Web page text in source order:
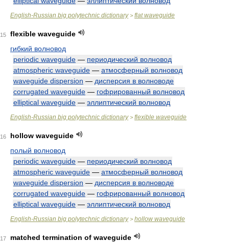
English-Russian big polytechnic dictionary> flat waveguide
15
flexible waveguide
гибкий волновод
periodic waveguide — периодический волновод
atmospheric waveguide — атмосферный волновод
waveguide dispersion — дисперсия в волноводе
corrugated waveguide — гофрированный волновод
elliptical waveguide — эллиптический волновод
English-Russian big polytechnic dictionary> flexible waveguide
16
hollow waveguide
полый волновод
periodic waveguide — периодический волновод
atmospheric waveguide — атмосферный волновод
waveguide dispersion — дисперсия в волноводе
corrugated waveguide — гофрированный волновод
elliptical waveguide — эллиптический волновод
English-Russian big polytechnic dictionary> hollow waveguide
17
matched termination of waveguide